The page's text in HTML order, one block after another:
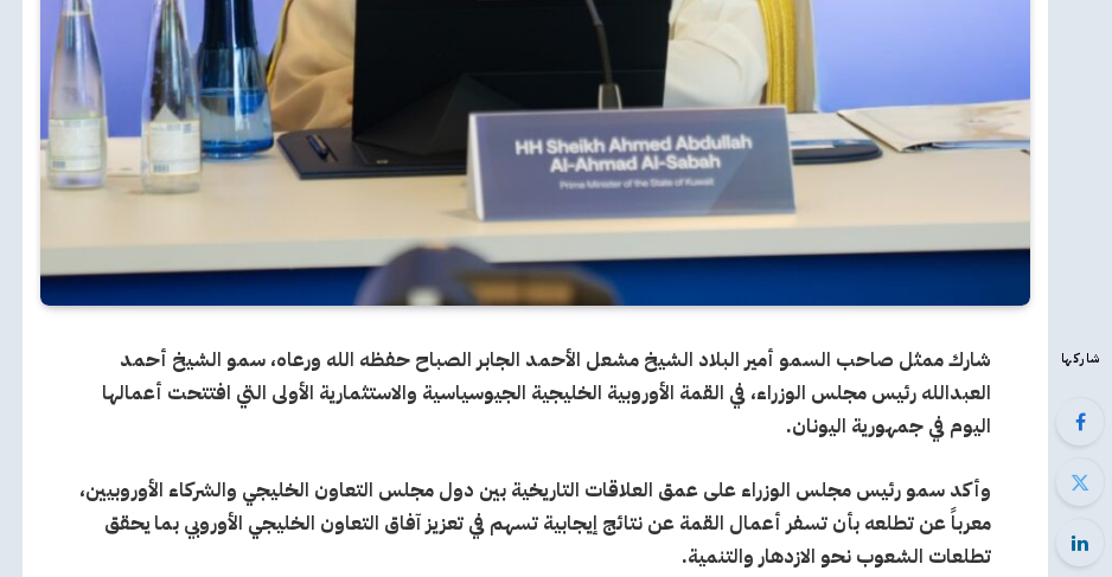
شاركها
شارك ممثل صاحب السمو أمير البلاد الشيخ مشعل الأحمد الجابر الصباح حفظه الله ورعاه، سمو الشيخ أحمد
العبدالله رئيس مجلس الوزراء، في القمة الأوروبية الخليجية الجيوسياسية والاستثمارية الأولى التي افتتحت أعمالها
اليوم في جمهورية اليونان.
وأكد سمو رئيس مجلس الوزراء على عمق العلاقات التاريخية بين دول مجلس التعاون الخليجي والشركاء الأوروبيين،
معرباً عن تطلعه بأن تسفر أعمال القمة عن نتائج إيجابية تسهم في تعزيز آفاق التعاون الخليجي الأوروبي بما يحقق
تطلعات الشعوب نحو الازدهار والتنمية.